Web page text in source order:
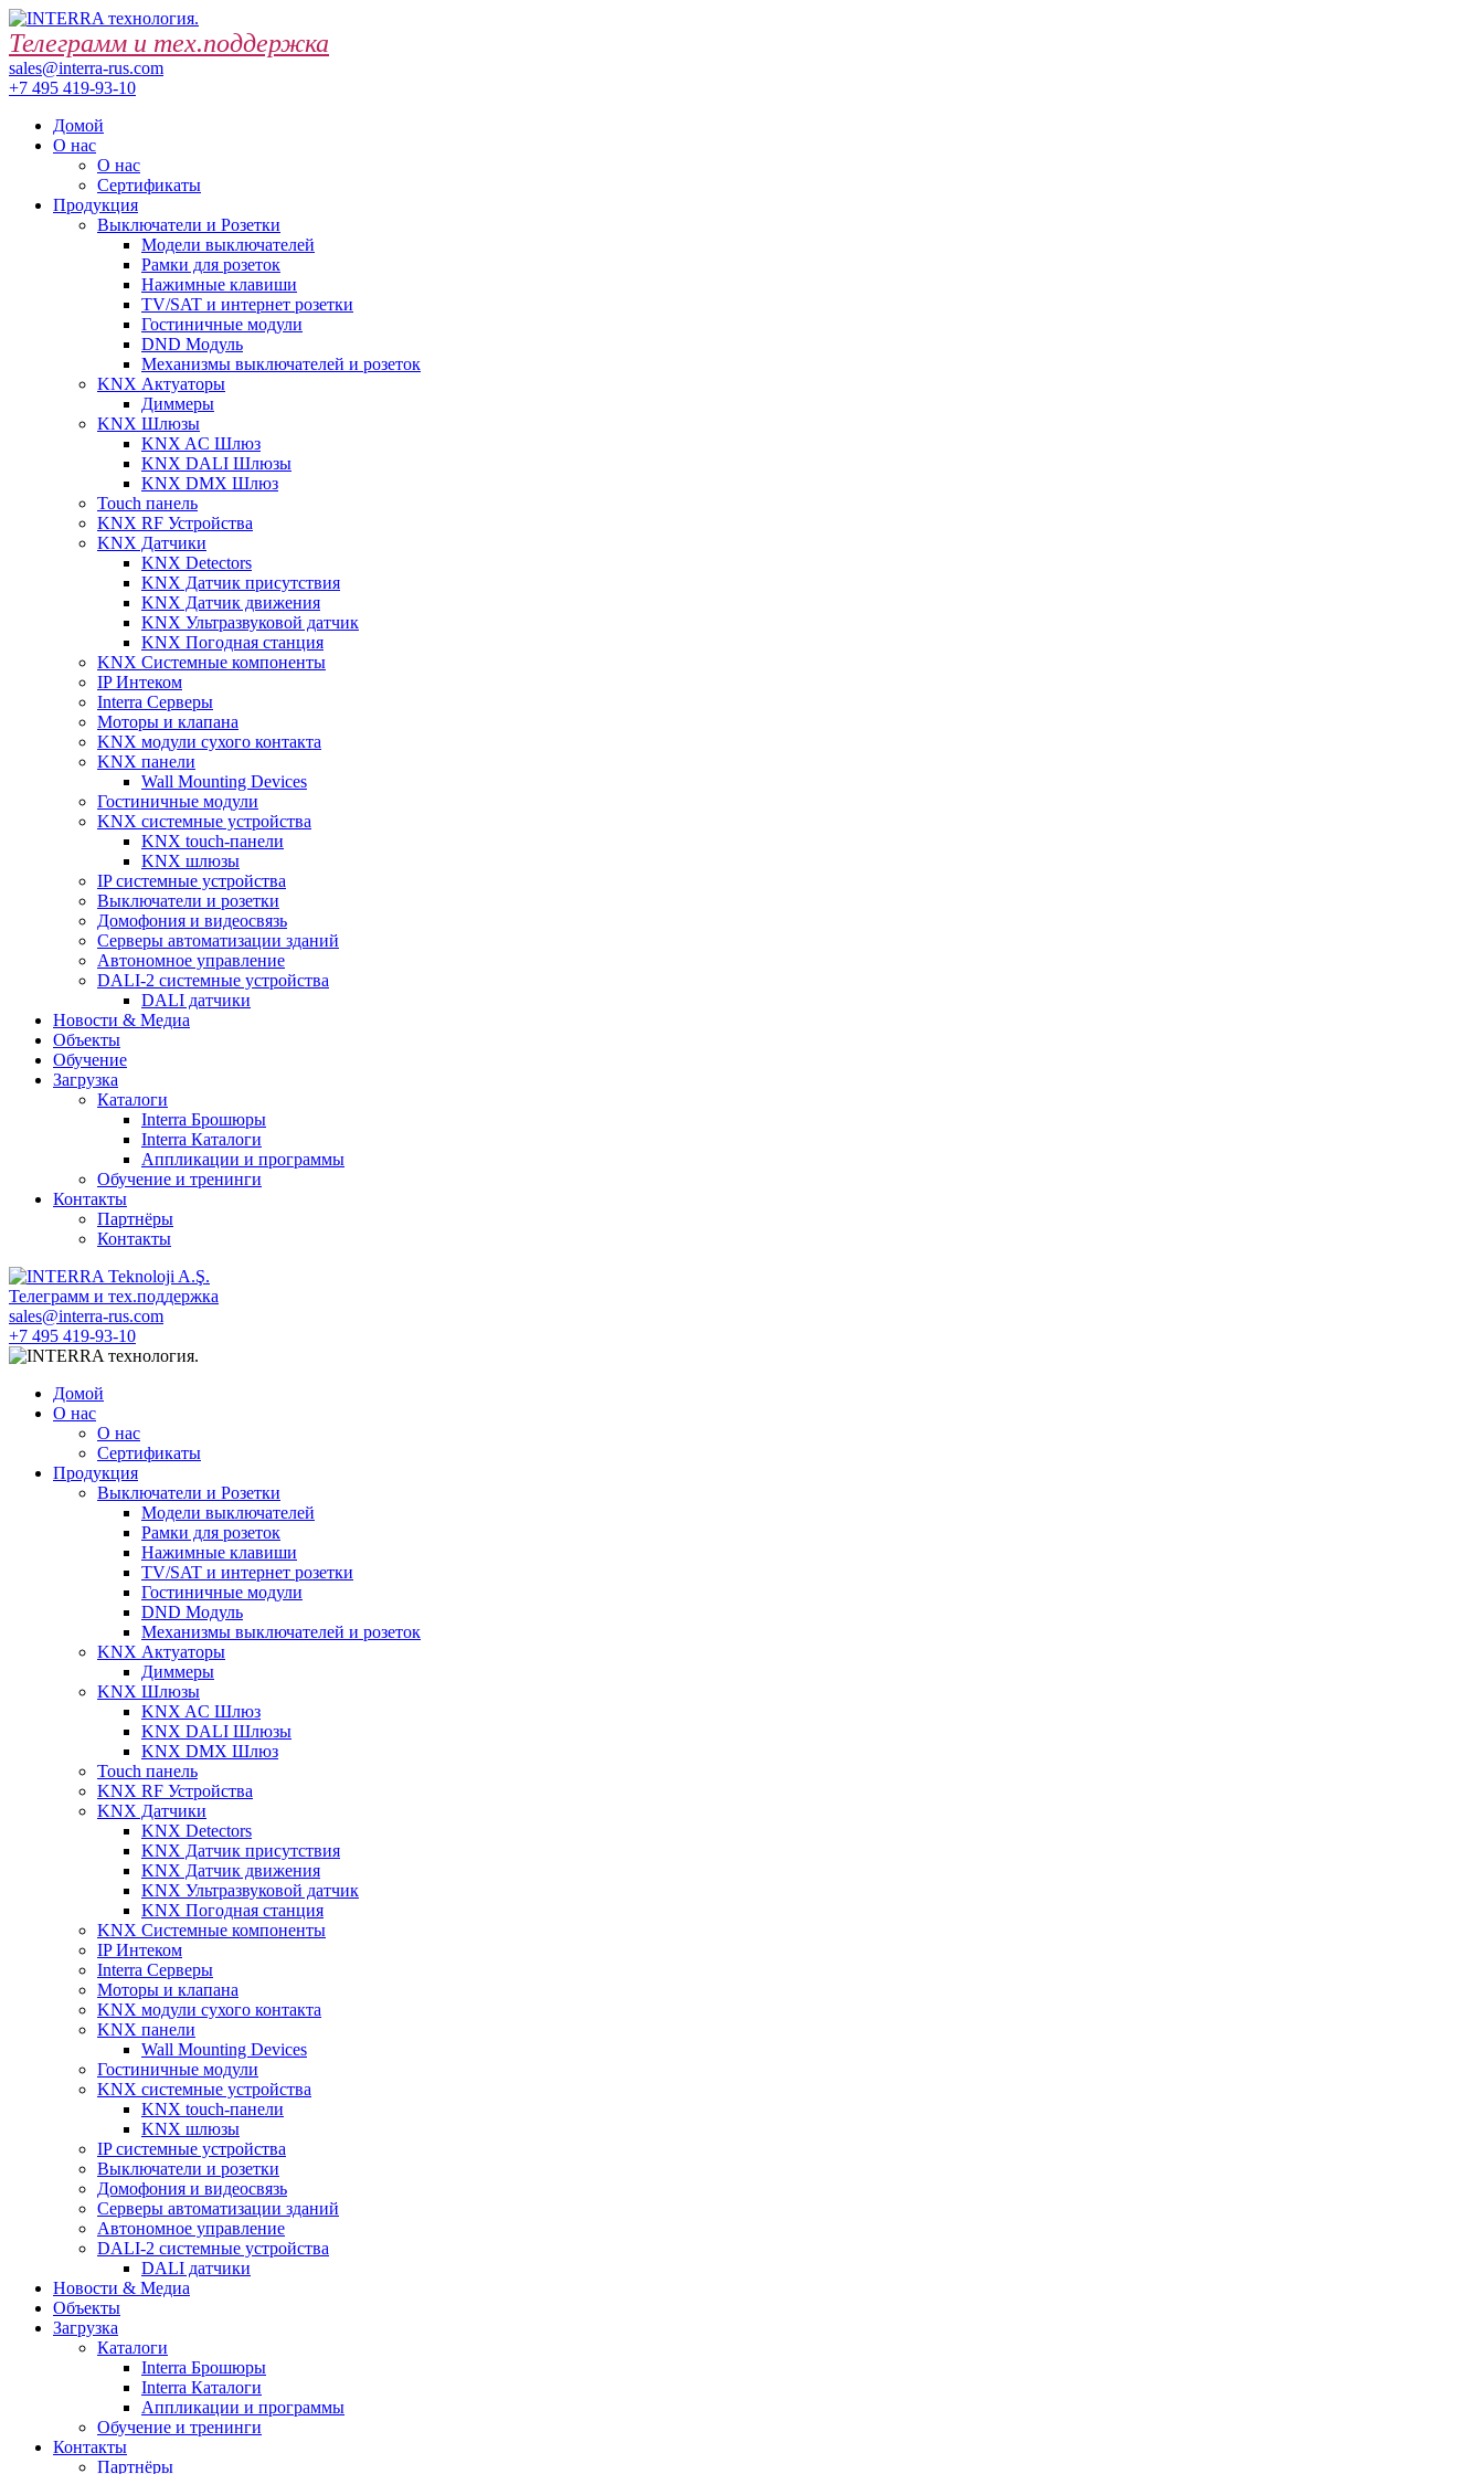
Телеграмм и тех.поддержка
sales@interra-rus.com
+7 495 419-93-10
Домой
О нас
О нас
Сертификаты
Продукция
Выключатели и Розетки
Модели выключателей
Рамки для розеток
Нажимные клавиши
TV/SAT и интернет розетки
Гостиничные модули
DND Модуль
Механизмы выключателей и розеток
KNX Актуаторы
Диммеры
KNX Шлюзы
KNX AC Шлюз
KNX DALI Шлюзы
KNX DMX Шлюз
Touch панель
KNX RF Устройства
KNX Датчики
KNX Detectors
KNX Датчик присутствия
KNX Датчик движения
KNX Ультразвуковой датчик
KNX Погодная станция
KNX Системные компоненты
IP Интеком
Interra Серверы
Моторы и клапана
KNX модули сухого контакта
KNX панели
Wall Mounting Devices
Гостиничные модули
KNX системные устройства
KNX touch-панели
KNX шлюзы
IP системные устройства
Выключатели и розетки
Домофония и видеосвязь
Серверы автоматизации зданий
Автономное управление
DALI-2 системные устройства
DALI датчики
Новости & Медиа
Объекты
Обучение
Загрузка
Каталоги
Interra Брошюры
Interra Каталоги
Аппликации и программы
Обучение и тренинги
Контакты
Партнёры
Контакты
Телеграмм и тех.поддержка
sales@interra-rus.com
+7 495 419-93-10
Домой
О нас
О нас
Сертификаты
Продукция
Выключатели и Розетки
Модели выключателей
Рамки для розеток
Нажимные клавиши
TV/SAT и интернет розетки
Гостиничные модули
DND Модуль
Механизмы выключателей и розеток
KNX Актуаторы
Диммеры
KNX Шлюзы
KNX AC Шлюз
KNX DALI Шлюзы
KNX DMX Шлюз
Touch панель
KNX RF Устройства
KNX Датчики
KNX Detectors
KNX Датчик присутствия
KNX Датчик движения
KNX Ультразвуковой датчик
KNX Погодная станция
KNX Системные компоненты
IP Интеком
Interra Серверы
Моторы и клапана
KNX модули сухого контакта
KNX панели
Wall Mounting Devices
Гостиничные модули
KNX системные устройства
KNX touch-панели
KNX шлюзы
IP системные устройства
Выключатели и розетки
Домофония и видеосвязь
Серверы автоматизации зданий
Автономное управление
DALI-2 системные устройства
DALI датчики
Новости & Медиа
Объекты
Загрузка
Каталоги
Interra Брошюры
Interra Каталоги
Аппликации и программы
Обучение и тренинги
Контакты
Партнёры